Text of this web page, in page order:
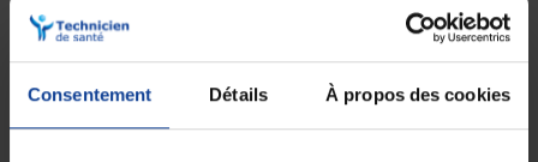
Consentement Détails À propos des cookies
1 435,50 €